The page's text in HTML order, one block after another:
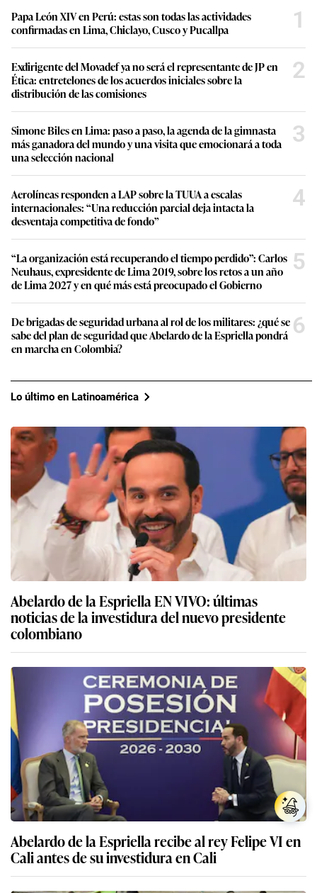
Papa León XIV en Perú: estas son todas las actividades
confirmadas en Lima, Chiclayo, Cusco y Pucallpa
1
Exdirigente del Movadef ya no será el representante de JP en
Ética: entretelones de los acuerdos iniciales sobre la
distribución de las comisiones
2
Simone Biles en Lima: paso a paso, la agenda de la gimnasta
más ganadora del mundo y una visita que emocionará a toda
una selección nacional
3
Aerolíneas responden a LAP sobre la TUUA a escalas
internacionales: “Una reducción parcial deja intacta la
desventaja competitiva de fondo”
4
“La organización está recuperando el tiempo perdido”: Carlos
Neuhaus, expresidente de Lima 2019, sobre los retos a un año
de Lima 2027 y en qué más está preocupado el Gobierno
5
De brigadas de seguridad urbana al rol de los militares: ¿qué se
sabe del plan de seguridad que Abelardo de la Espriella pondrá
en marcha en Colombia?
6
Lo último en Latinoamérica
Abelardo de la Espriella EN VIVO: últimas
noticias de la investidura del nuevo presidente
colombiano
Abelardo de la Espriella recibe al rey Felipe VI en
Cali antes de su investidura en Cali